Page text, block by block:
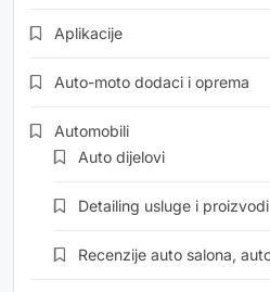
Aplikacije
Auto-moto dodaci i oprema
Automobili
Auto dijelovi
Detailing usluge i proizvodi
Recenzije auto salona,